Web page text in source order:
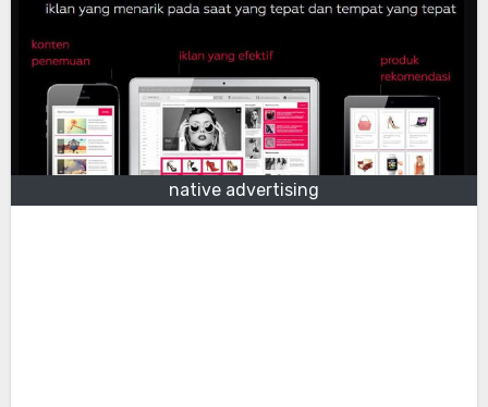
native advertising